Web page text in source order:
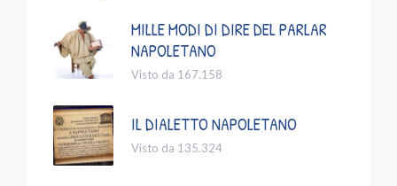
MILLE MODI DI DIRE DEL PARLAR
NAPOLETANO
Visto da 167.158
IL DIALETTO NAPOLETANO
Visto da 135.324